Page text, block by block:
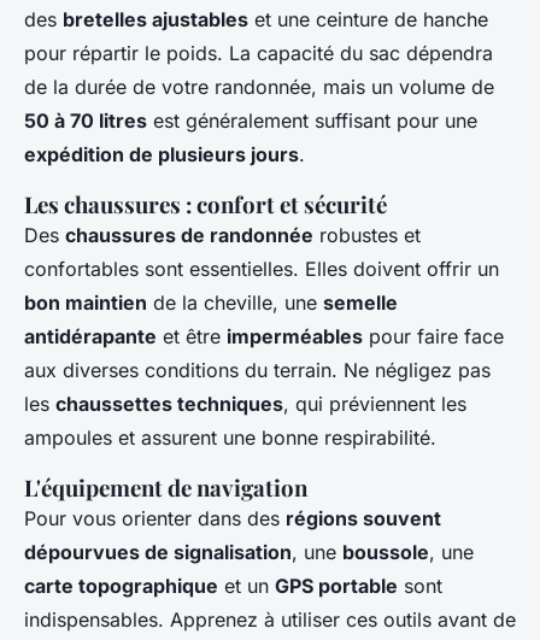
des bretelles ajustables et une ceinture de hanche
pour répartir le poids. La capacité du sac dépendra
de la durée de votre randonnée, mais un volume de
50 à 70 litres est généralement suffisant pour une
expédition de plusieurs jours.
Les chaussures : confort et sécurité
Des chaussures de randonnée robustes et
confortables sont essentielles. Elles doivent offrir un
bon maintien de la cheville, une semelle
antidérapante et être imperméables pour faire face
aux diverses conditions du terrain. Ne négligez pas
les chaussettes techniques, qui préviennent les
ampoules et assurent une bonne respirabilité.
L'équipement de navigation
Pour vous orienter dans des régions souvent
dépourvues de signalisation, une boussole, une
carte topographique et un GPS portable sont
indispensables. Apprenez à utiliser ces outils avant de